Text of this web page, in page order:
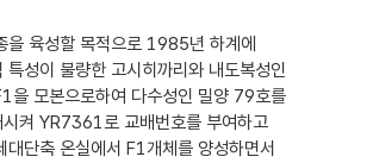
을 육성할 목적으로 1985년 하계에
특성이 불량한 고시히까리와 내도복성인
을 모본으로하여 다수성인 밀양 79호를
시켜 YR7361로 교배번호를 부여하고
단축 온실에서 F1개체를 양성하면서